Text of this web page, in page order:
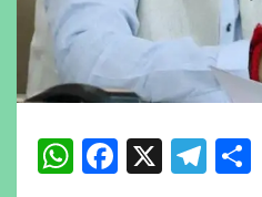
WhatsApp
Facebook
X